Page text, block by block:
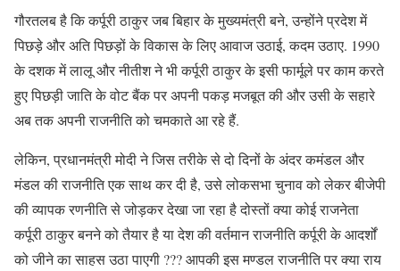
गौरतलब है कि कर्पूरी ठाकुर जब बिहार के मुख्यमंत्री बने, उन्होंने प्रदेश में
पिछड़े और अति पिछड़ों के विकास के लिए आवाज उठाई, कदम उठाए. 1990
के दशक में लालू और नीतीश ने भी कर्पूरी ठाकुर के इसी फार्मूले पर काम करते
हुए पिछड़ी जाति के वोट बैंक पर अपनी पकड़ मजबूत की और उसी के सहारे
अब तक अपनी राजनीति को चमकाते आ रहे हैं.
लेकिन, प्रधानमंत्री मोदी ने जिस तरीके से दो दिनों के अंदर कमंडल और
मंडल की राजनीति एक साथ कर दी है, उसे लोकसभा चुनाव को लेकर बीजेपी
की व्यापक रणनीति से जोड़कर देखा जा रहा है दोस्तों क्या कोई राजनेता
कर्पूरी ठाकुर बनने को तैयार है या देश की वर्तमान राजनीति कर्पूरी के आदर्शों
को जीने का साहस उठा पाएगी ??? आपकी इस मण्डल राजनीति पर क्या राय